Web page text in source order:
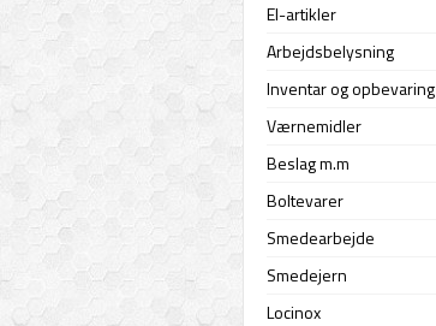
El-artikler
Arbejdsbelysning
Inventar og opbevaring
Værnemidler
Beslag m.m
Boltevarer
Smedearbejde
Smedejern
Locinox